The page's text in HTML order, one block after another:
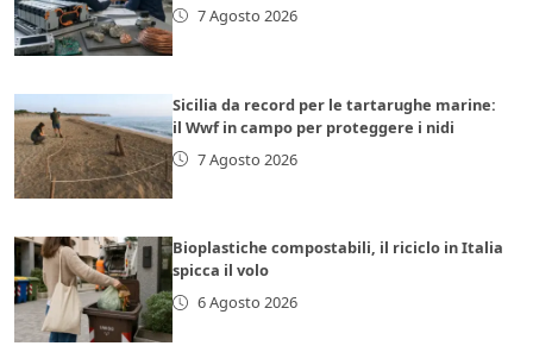
7 Agosto 2026
Sicilia da record per le tartarughe marine:
il Wwf in campo per proteggere i nidi
7 Agosto 2026
Bioplastiche compostabili, il riciclo in Italia
spicca il volo
6 Agosto 2026